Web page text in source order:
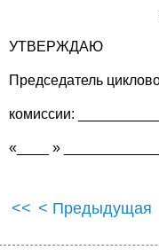
УТВЕРЖДАЮ
Председатель
комиссии:
«____ » ____________
<< < Предыдущая